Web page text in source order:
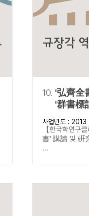
10. '弘齊全
'群書標
중심으로
사업년도 : 2013
【한국학연
書' 講讀 및
...